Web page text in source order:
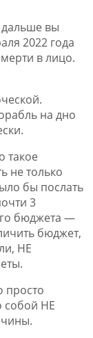
вы
2022 года
в лицо.
на дно
такое
не только
бы послать
3
бюджета —
бюджет,
НЕ
собой НЕ